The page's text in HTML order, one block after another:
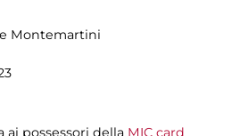
Montemartini
possessori della MIC card